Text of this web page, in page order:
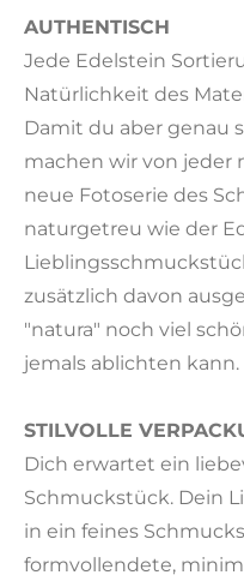
AUTHENTISCH
Jede Edelstein
Natürlichkeit des
Damit du aber genau
machen wir von jeder
neue Fotoserie des
naturgetreu wie der
zusätzlich davon
"natura" noch viel
jemals ablichten kann.
STILVOLLE
Dich erwartet ein
Schmuckstück. Dein
in ein feines
formvollendete,